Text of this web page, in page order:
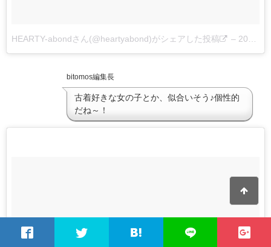
HEARTY-abondさん(@heartyabond)がシェアした投稿 – 2017 7月 29 6:14午前 PDT
bitomos編集長
古着好きな女の子とか、似合いそう♪個性的
だね～！